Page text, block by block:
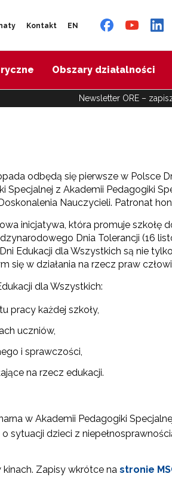
Kontakt EN
Obszary działalności
Newsletter ORE –
odbędą się pierwsze w Polsce
Specjalnej z Akademii Pedagogiki
Nauczycieli. Patronat
inicjatywa, która promuje szkołę
Dnia Tolerancji (16
Edukacji dla Wszystkich są nie
się w działania na rzecz praw
dla Wszystkich:
pracy każdej szkoły,
uczniów,
i sprawczości,
na rzecz edukacji.
w Akademii Pedagogiki
sytuacji dzieci z
Zapisy wkrótce na stronie